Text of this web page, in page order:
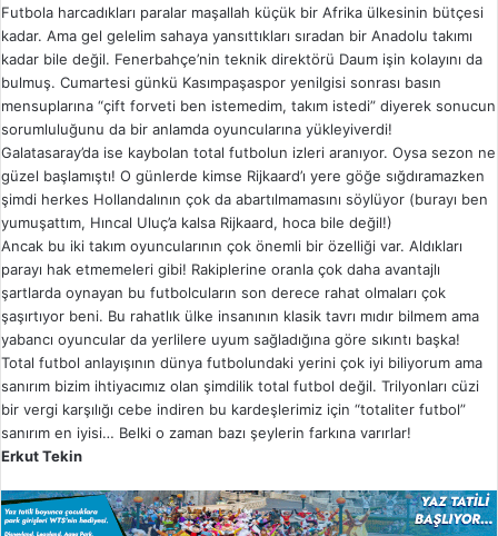
Futbola harcadıkları paralar maşallah küçük bir Afrika ülkesinin bütçesi
kadar. Ama gel gelelim sahaya yansıttıkları sıradan bir Anadolu takımı
kadar bile değil. Fenerbahçe’nin teknik direktörü Daum işin kolayını da
bulmuş. Cumartesi günkü Kasımpaşaspor yenilgisi sonrası basın
mensuplarına “çift forveti ben istemedim, takım istedi” diyerek sonucun
sorumluluğunu da bir anlamda oyuncularına yükleyiverdi!
Galatasaray’da ise kaybolan total futbolun izleri aranıyor. Oysa sezon ne
güzel başlamıştı! O günlerde kimse Rijkaard’ı yere göğe sığdıramazken
şimdi herkes Hollandalının çok da abartılmamasını söylüyor (burayı ben
yumuşattım, Hıncal Uluç’a kalsa Rijkaard, hoca bile değil!)
Ancak bu iki takım oyuncularının çok önemli bir özelliği var. Aldıkları
parayı hak etmemeleri gibi! Rakiplerine oranla çok daha avantajlı
şartlarda oynayan bu futbolcuların son derece rahat olmaları çok
şaşırtıyor beni. Bu rahatlık ülke insanının klasik tavrı mıdır bilmem ama
yabancı oyuncular da yerlilere uyum sağladığına göre sıkıntı başka!
Total futbol anlayışının dünya futbolundaki yerini çok iyi biliyorum ama
sanırım bizim ihtiyacımız olan şimdilik total futbol değil. Trilyonları cüzi
bir vergi karşılığı cebe indiren bu kardeşlerimiz için “totaliter futbol”
sanırım en iyisi… Belki o zaman bazı şeylerin farkına varırlar!
Erkut Tekin